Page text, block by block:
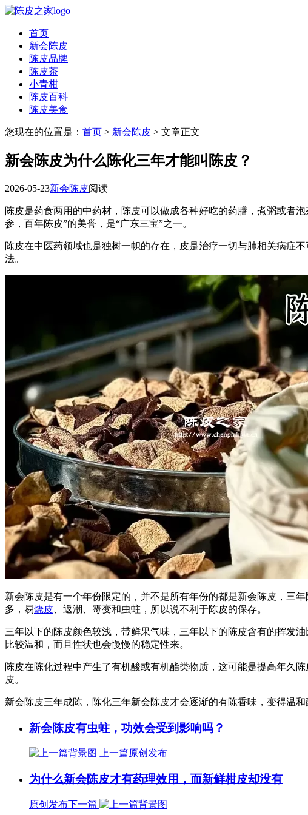
首页
新会陈皮
陈皮品牌
陈皮茶
小青柑
陈皮百科
陈皮美食
您现在的位置是： 首页 > 新会陈皮 > 文章正文
新会陈皮为什么陈化三年才能叫陈皮？
2026-05-23新会陈皮阅读
陈皮是药食两用的中药材，陈皮可以做成各种好吃的药膳，煮粥或者
参，百年陈皮”的美誉，是“广东三宝”之一。
陈皮在中医药领域也是独树一帜的存在，皮是治疗一切与肺相关病症
法。
新会陈皮是有一个年份限定的，并不是所有年份的都是新会陈皮，三
多，易烧皮 、返潮、霉变和虫蛀，所以说不利于陈皮的保存。
三年以下的陈皮颜色较浅，带鲜果气味，三年以下的陈皮含有的挥发
比较温和，而且性状也会慢慢的稳定性来。
陈皮在陈化过程中产生了有机酸或有机酯类物质，这可能是提高年久
皮。
新会陈皮三年成陈，陈化三年新会陈皮才会逐渐的有陈香味，变得温
新会陈皮有虫蛀，功效会受到影响吗？
上一篇原创发布
为什么新会陈皮才有药理效用，而新鲜柑皮却没有
原创发布下一篇